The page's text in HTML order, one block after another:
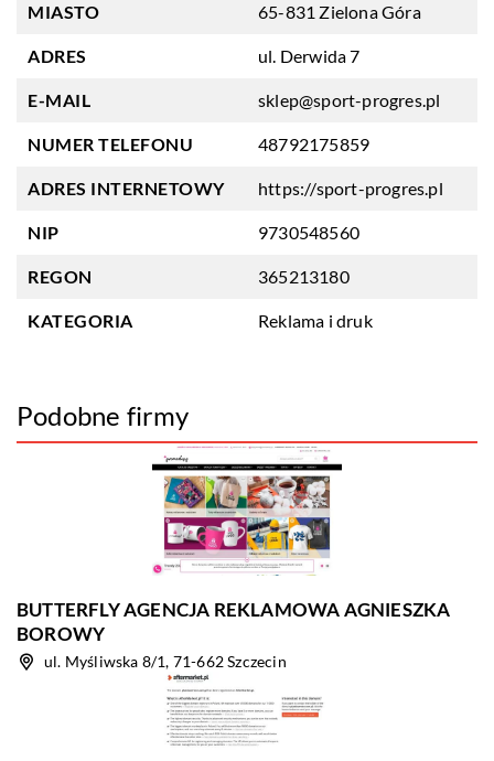
MIASTO 65-831 Zielona Góra
ADRES ul. Derwida 7
E-MAIL sklep@sport-progres.pl
NUMER TELEFONU 48792175859
ADRES INTERNETOWY https://sport-progres.pl
NIP 9730548560
REGON 365213180
KATEGORIA Reklama i druk
Podobne firmy
BUTTERFLY AGENCJA REKLAMOWA AGNIESZKA
BOROWY
ul. Myśliwska 8/1, 71-662 Szczecin